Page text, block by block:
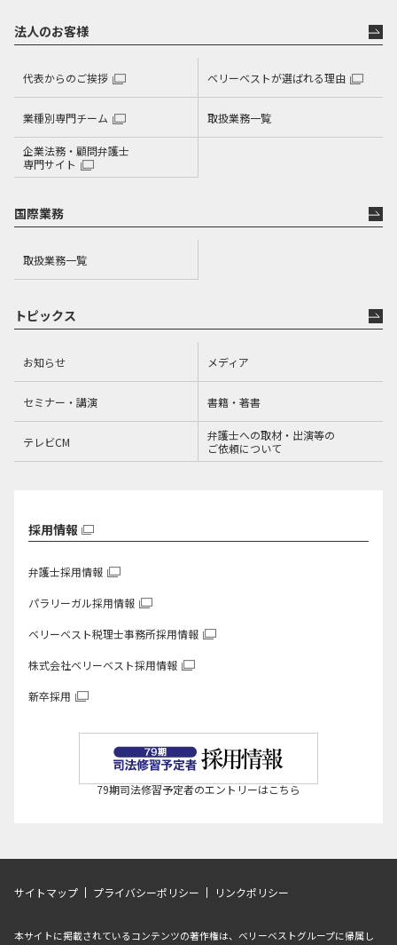
親身になって相談を聞き、お客様が本当に望むものが何な
法人のお客様
代表からのご挨拶 ベリーベストが選ばれる理由
業種別専門チーム 取扱業務一覧
企業法務・顧問弁護士
専門サイト
国際業務
取扱業務一覧
トピックス
お知らせ メディア
セミナー・講演 書籍・著書
テレビCM
弁護士への取材・出演等の
ご依頼について
採用情報
弁護士採用情報
パラリーガル採用情報
ベリーベスト税理士事務所採用情報
株式会社ベリーベスト採用情報
新卒採用
79期司法修習予定者のエントリーはこちら
サイトマップ プライバシーポリシー リンクポリシー
本サイトに掲載されているコンテンツの著作権は、ベリーベストグループに帰属し